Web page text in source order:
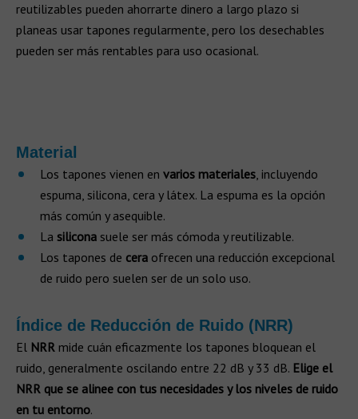
reutilizables pueden ahorrarte dinero a largo plazo si
planeas usar tapones regularmente, pero los desechables
pueden ser más rentables para uso ocasional.
Material
Los tapones vienen en varios materiales, incluyendo
espuma, silicona, cera y látex. La espuma es la opción
más común y asequible.
La silicona suele ser más cómoda y reutilizable.
Los tapones de cera ofrecen una reducción excepcional
de ruido pero suelen ser de un solo uso.
Índice de Reducción de Ruido (NRR)
El NRR mide cuán eficazmente los tapones bloquean el
ruido, generalmente oscilando entre 22 dB y 33 dB. Elige el
NRR que se alinee con tus necesidades y los niveles de ruido
en tu entorno.